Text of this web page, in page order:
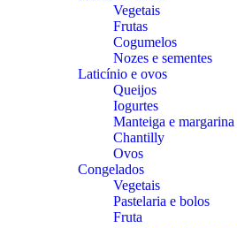
Vegetais
Frutas
Cogumelos
Nozes e sementes
Laticínio e ovos
Queijos
Iogurtes
Manteiga e margarina
Chantilly
Ovos
Congelados
Vegetais
Pastelaria e bolos
Fruta